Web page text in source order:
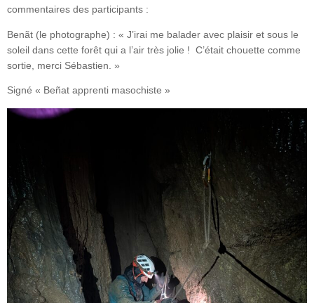
commentaires des participants :
Benãt (le photographe) : « J’irai me balader avec plaisir et sous le
soleil dans cette forêt qui a l’air très jolie ! C’était chouette comme
sortie, merci Sébastien. »
Signé « Beñat apprenti masochiste »